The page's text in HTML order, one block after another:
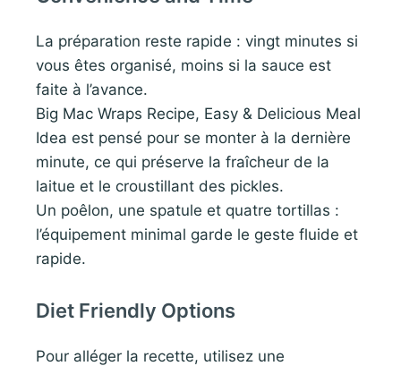
La préparation reste rapide : vingt minutes si
vous êtes organisé, moins si la sauce est
faite à l’avance.
Big Mac Wraps Recipe, Easy & Delicious Meal
Idea est pensé pour se monter à la dernière
minute, ce qui préserve la fraîcheur de la
laitue et le croustillant des pickles.
Un poêlon, une spatule et quatre tortillas :
l’équipement minimal garde le geste fluide et
rapide.
Diet Friendly Options
Pour alléger la recette, utilisez une